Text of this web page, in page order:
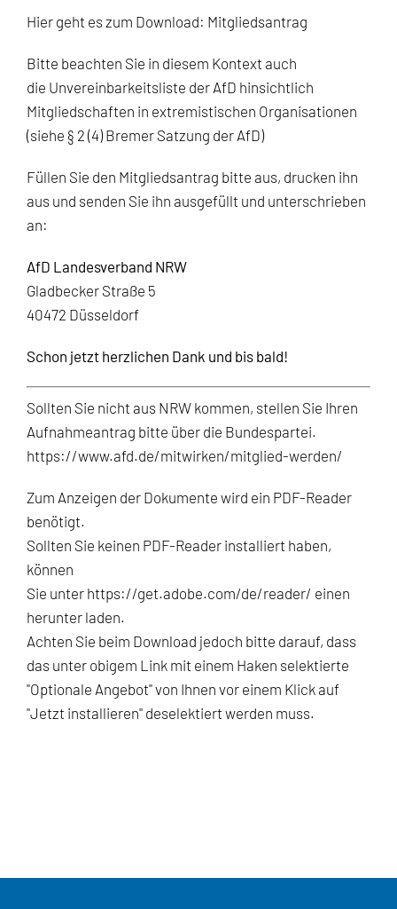
Hier geht es zum Download: Mitgliedsantrag
Bitte beachten Sie in diesem Kontext auch
die Unvereinbarkeitsliste der AfD hinsichtlich
Mitgliedschaften in extremistischen Organisationen
(siehe § 2 (4) Bremer Satzung der AfD)
Füllen Sie den Mitgliedsantrag bitte aus, drucken ihn
aus und senden Sie ihn ausgefüllt und unterschrieben
an:
AfD Landesverband NRW
Gladbecker Straße 5
40472 Düsseldorf
Schon jetzt herzlichen Dank und bis bald!
Sollten Sie nicht aus NRW kommen, stellen Sie Ihren
Aufnahmeantrag bitte über die Bundespartei.
https://www.afd.de/mitwirken/mitglied-werden/
Zum Anzeigen der Dokumente wird ein PDF-Reader
benötigt.
Sollten Sie keinen PDF-Reader installiert haben,
können
Sie unter https://get.adobe.com/de/reader/ einen
herunter laden.
Achten Sie beim Download jedoch bitte darauf, dass
das unter obigem Link mit einem Haken selektierte
"Optionale Angebot" von Ihnen vor einem Klick auf
"Jetzt installieren" deselektiert werden muss.